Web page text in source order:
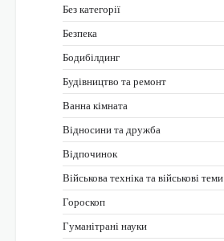
Без категорії
Безпека
Бодибілдинг
Будівництво та ремонт
Ванна кімната
Відносини та дружба
Відпочинок
Військова техніка та військові теми
Гороскоп
Гуманітрані науки